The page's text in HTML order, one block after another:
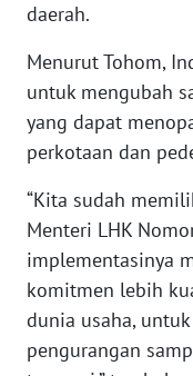
daerah.
Menurut Tohom,
untuk mengubah
yang dapat
perkotaan dan
“Kita sudah
Menteri LHK
implementasinya
komitmen lebih
dunia usaha,
pengurangan
BENGKULU
WN
LAMPUNG
WN
JATENG
WN
WN